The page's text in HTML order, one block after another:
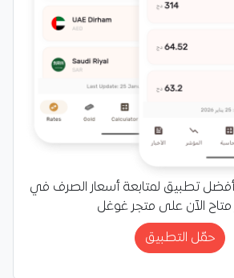
أفضل تطبيق لمتابعة أسعار الصرف في
متاح الآن على متجر غوغل
حمّل التطبيق